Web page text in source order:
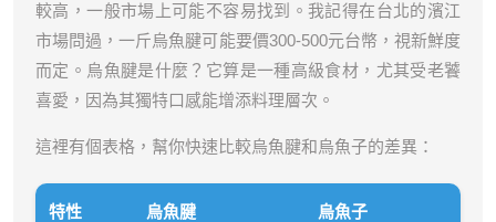
較高，一般市場上可能不容易找到。我記得在台北的濱江
市場問過，一斤烏魚腱可能要價300-500元台幣，視新鮮度
而定。烏魚腱是什麼？它算是一種高級食材，尤其受老饕
喜愛，因為其獨特口感能增添料理層次。
這裡有個表格，幫你快速比較烏魚腱和烏魚子的差異：
特性 烏魚腱 烏魚子